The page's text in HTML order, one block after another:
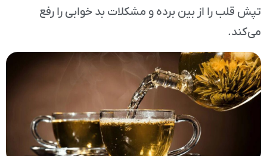
تپش قلب را از بین برده و مشکلات بد خوابی را رفع
می‌کند.